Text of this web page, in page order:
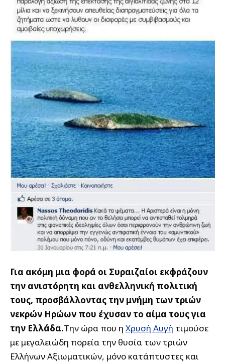
Για ακόμη μια φορά οι Συραιζαίοι εκφράζουν
την ανιστόρητη και ανθελληνική πολιτική
τους, προσβάλλοντας την μνήμη των τριών
νεκρών Ηρώων που έχυσαν το αίμα τους για
την Ελλάδα.Την ώρα που η Χρυσή Αυγή τιμούσε
με μεγαλειώδη πορεία την θυσία των τριών
Ελλήνων Αξιωματικών, μόνο κατάπτυστες και